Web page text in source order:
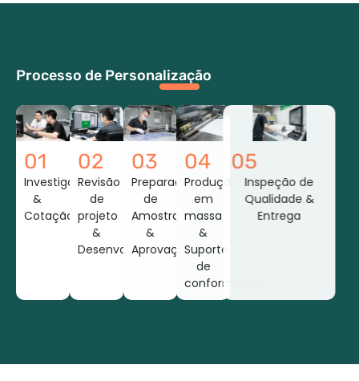
Processo de Personalização
01
Investigação
&
Cotação
02
Revisão
de
projeto
&
Desenvolvimento
03
Preparação
de
Amostras
&
Aprovação
04
Produção
em
massa
&
Suporte
de
conformidade
05
Inspeção de
Qualidade &
Entrega